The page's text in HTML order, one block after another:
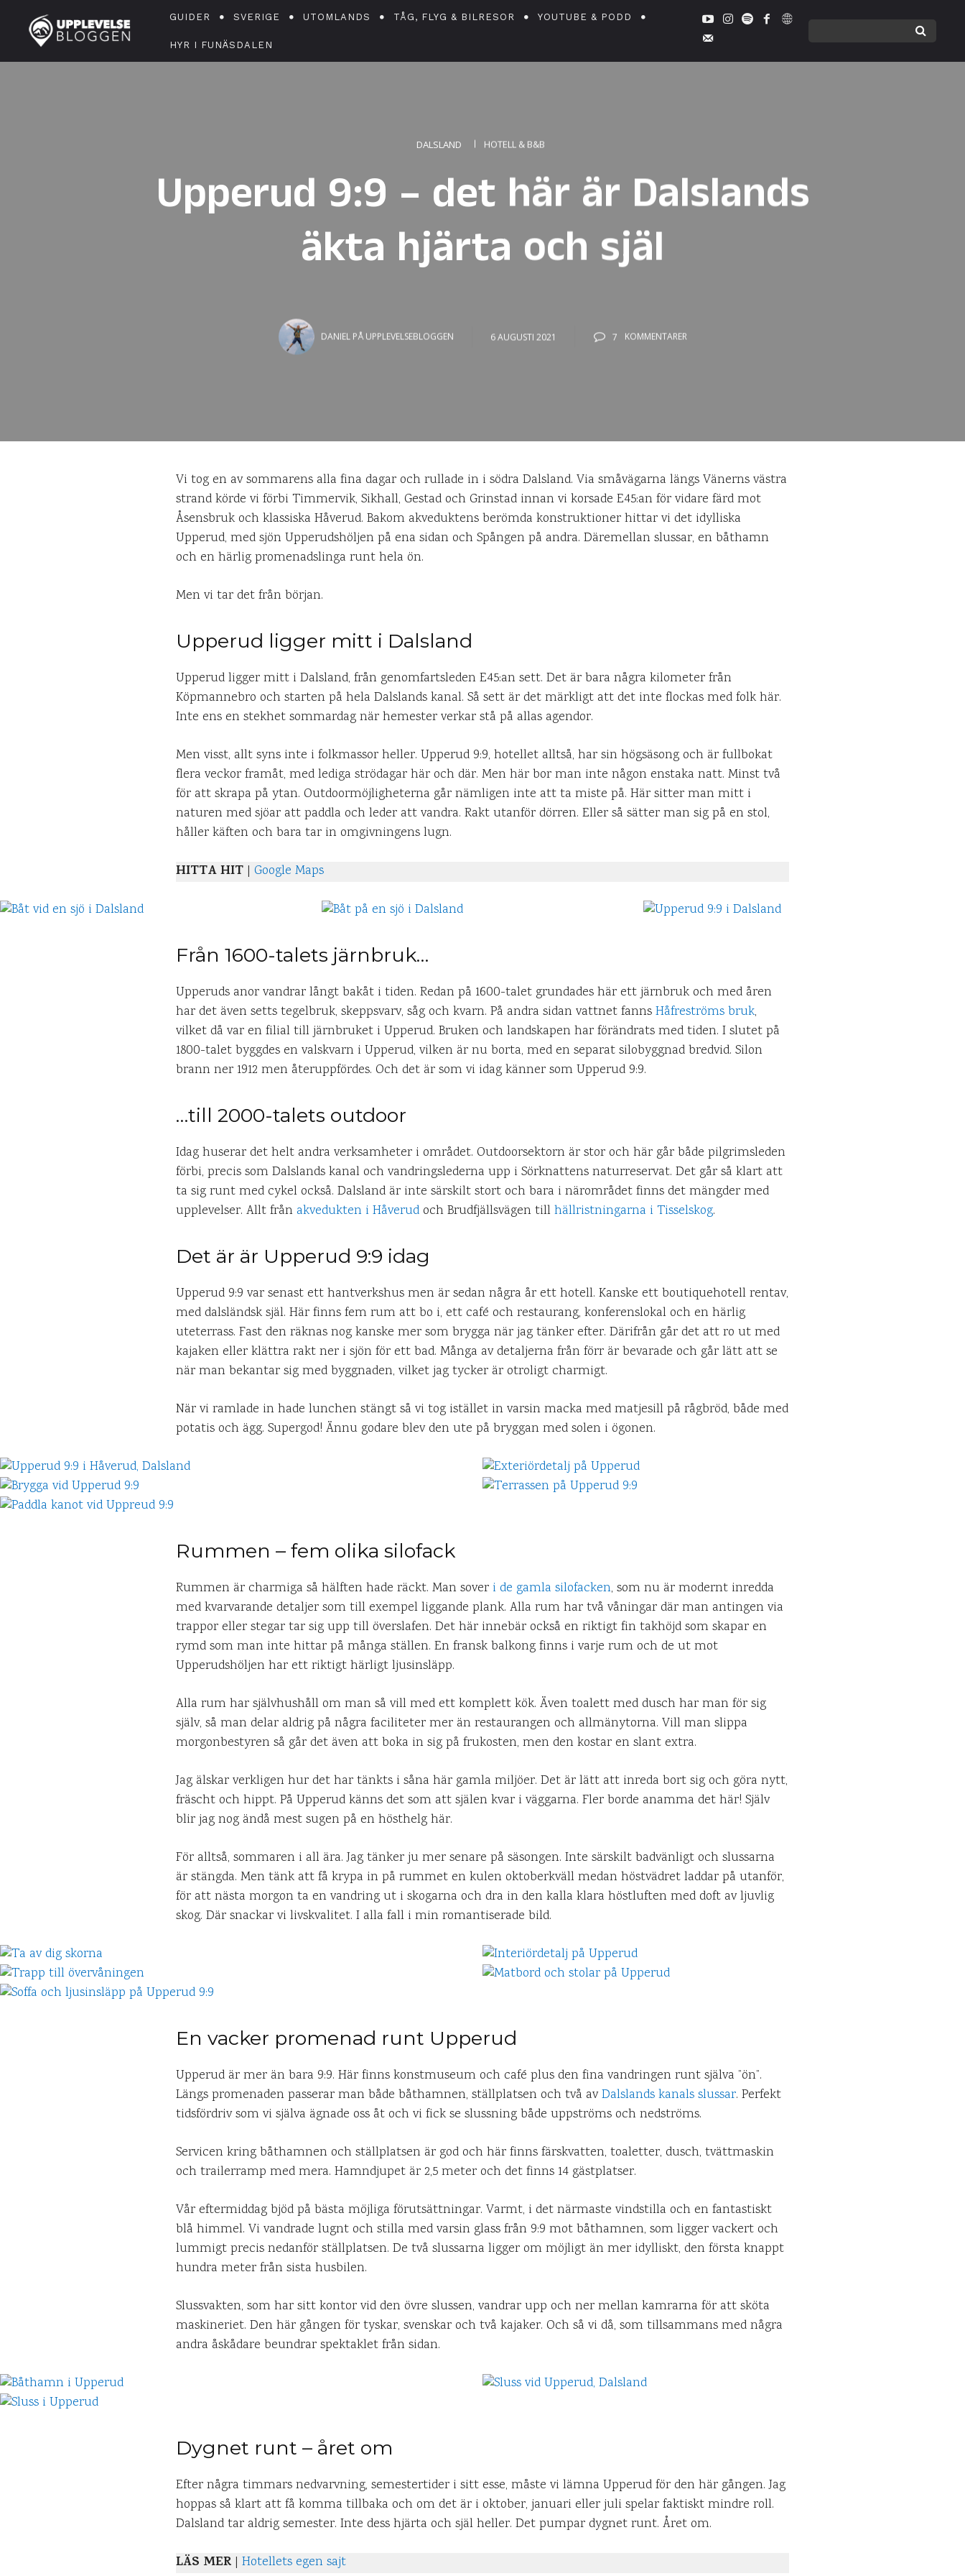
GUIDER SVERIGE UTOMLANDS TÅG, FLYG & BILRESOR YOUTUBE & PODD
HYR I FUNÄSDALEN
DALSLAND HOTELL & B&B
Upperud 9:9 – det här är Dalslands
äkta hjärta och själ
DANIEL PÅ UPPLEVELSEBLOGGEN 6 AUGUSTI 2021 7 KOMMENTARER
Vi tog en av sommarens alla fina dagar och rullade in i södra Dalsland. Via småvägarna längs Vänerns västra
strand körde vi förbi Timmervik, Sikhall, Gestad och Grinstad innan vi korsade E45:an för vidare färd mot
Åsensbruk och klassiska Håverud. Bakom akveduktens berömda konstruktioner hittar vi det idylliska
Upperud, med sjön Upperudshöljen på ena sidan och Spången på andra. Däremellan slussar, en båthamn
och en härlig promenadslinga runt hela ön.
Men vi tar det från början.
Upperud ligger mitt i Dalsland
Upperud ligger mitt i Dalsland, från genomfartsleden E45:an sett. Det är bara några kilometer från
Köpmannebro och starten på hela Dalslands kanal. Så sett är det märkligt att det inte flockas med folk här.
Inte ens en stekhet sommardag när hemester verkar stå på allas agendor.
Men visst, allt syns inte i folkmassor heller. Upperud 9:9, hotellet alltså, har sin högsäsong och är fullbokat
flera veckor framåt, med lediga strödagar här och där. Men här bor man inte någon enstaka natt. Minst två
för att skrapa på ytan. Outdoormöjligheterna går nämligen inte att ta miste på. Här sitter man mitt i
naturen med sjöar att paddla och leder att vandra. Rakt utanför dörren. Eller så sätter man sig på en stol,
håller käften och bara tar in omgivningens lugn.
HITTA HIT| Google Maps
Från 1600-talets järnbruk…
Upperuds anor vandrar långt bakåt i tiden. Redan på 1600-talet grundades här ett järnbruk och med åren
har det även setts tegelbruk, skeppsvarv, såg och kvarn. På andra sidan vattnet fannsHåfreströms bruk,
vilket då var en filial till järnbruket i Upperud. Bruken och landskapen har förändrats med tiden. I slutet på
1800-talet byggdes en valskvarn i Upperud, vilken är nu borta, med en separat silobyggnad bredvid. Silon
brann ner 1912 men återuppfördes. Och det är som vi idag känner som Upperud 9:9.
…till 2000-talets outdoor
Idag huserar det helt andra verksamheter i området. Outdoorsektorn är stor och här går både pilgrimsleden
förbi, precis som Dalslands kanal och vandringslederna upp i Sörknattens naturreservat. Det går så klart att
ta sig runt med cykel också. Dalsland är inte särskilt stort och bara i närområdet finns det mängder med
upplevelser. Allt från akvedukten i Håverudoch Brudfjällsvägen tillhällristningarna i Tisselskog.
Det är är Upperud 9:9 idag
Upperud 9:9 var senast ett hantverkshus men är sedan några år ett hotell. Kanske ett boutiquehotell rentav,
med dalsländsk själ. Här finns fem rum att bo i, ett café och restaurang, konferenslokal och en härlig
uteterrass. Fast den räknas nog kanske mer som brygga när jag tänker efter. Därifrån går det att ro ut med
kajaken eller klättra rakt ner i sjön för ett bad. Många av detaljerna från förr är bevarade och går lätt att se
när man bekantar sig med byggnaden, vilket jag tycker är otroligt charmigt.
När vi ramlade in hade lunchen stängt så vi tog istället in varsin macka med matjesill på rågbröd, både med
potatis och ägg. Supergod! Ännu godare blev den ute på bryggan med solen i ögonen.
Rummen – fem olika silofack
Rummen är charmiga så hälften hade räckt. Man sover i de gamla silofacken, som nu är modernt inredda
med kvarvarande detaljer som till exempel liggande plank. Alla rum har två våningar där man antingen via
trappor eller stegar tar sig upp till överslafen. Det här innebär också en riktigt fin takhöjd som skapar en
rymd som man inte hittar på många ställen. En fransk balkong finns i varje rum och de ut mot
Upperudshöljen har ett riktigt härligt ljusinsläpp.
Alla rum har självhushåll om man så vill med ett komplett kök. Även toalett med dusch har man för sig
själv, så man delar aldrig på några faciliteter mer än restaurangen och allmänytorna. Vill man slippa
morgonbestyren så går det även att boka in sig på frukosten, men den kostar en slant extra.
Jag älskar verkligen hur det har tänkts i såna här gamla miljöer. Det är lätt att inreda bort sig och göra nytt,
fräscht och hippt. På Upperud känns det som att själen kvar i väggarna. Fler borde anamma det här! Själv
blir jag nog ändå mest sugen på en hösthelg här.
För alltså, sommaren i all ära. Jag tänker ju mer senare på säsongen. Inte särskilt badvänligt och slussarna
är stängda. Men tänk att få krypa in på rummet en kulen oktoberkväll medan höstvädret laddar på utanför,
för att nästa morgon ta en vandring ut i skogarna och dra in den kalla klara höstluften med doft av ljuvlig
skog. Där snackar vi livskvalitet. I alla fall i min romantiserade bild.
En vacker promenad runt Upperud
Upperud är mer än bara 9:9. Här finns konstmuseum och café plus den fina vandringen runt själva ”ön”.
Längs promenaden passerar man både båthamnen, ställplatsen och två avDalslands kanals slussar. Perfekt
tidsfördriv som vi själva ägnade oss åt och vi fick se slussning både uppströms och nedströms.
Servicen kring båthamnen och ställplatsen är god och här finns färskvatten, toaletter, dusch, tvättmaskin
och trailerramp med mera. Hamndjupet är 2,5 meter och det finns 14 gästplatser.
Vår eftermiddag bjöd på bästa möjliga förutsättningar. Varmt, i det närmaste vindstilla och en fantastiskt
blå himmel. Vi vandrade lugnt och stilla med varsin glass från 9:9 mot båthamnen, som ligger vackert och
lummigt precis nedanför ställplatsen. De två slussarna ligger om möjligt än mer idylliskt, den första knappt
hundra meter från sista husbilen.
Slussvakten, som har sitt kontor vid den övre slussen, vandrar upp och ner mellan kamrarna för att sköta
maskineriet. Den här gången för tyskar, svenskar och två kajaker. Och så vi då, som tillsammans med några
andra åskådare beundrar spektaklet från sidan.
Dygnet runt – året om
Efter några timmars nedvarvning, semestertider i sitt esse, måste vi lämna Upperud för den här gången. Jag
hoppas så klart att få komma tillbaka och om det är i oktober, januari eller juli spelar faktiskt mindre roll.
Dalsland tar aldrig semester. Inte dess hjärta och själ heller. Det pumpar dygnet runt. Året om.
LÄS MER| Hotellets egen sajt